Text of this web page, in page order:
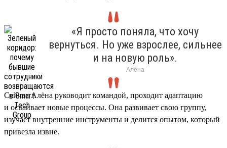
«Я просто поняла, что хочу
вернуться. Но уже взрослее, сильнее
и на новую роль».
Алёна
Сейчас Алёна руководит командой, проходит адаптацию
и осваивает новые процессы. Она развивает свою группу,
изучает внутренние инструменты и делится опытом, который
привезла извне.